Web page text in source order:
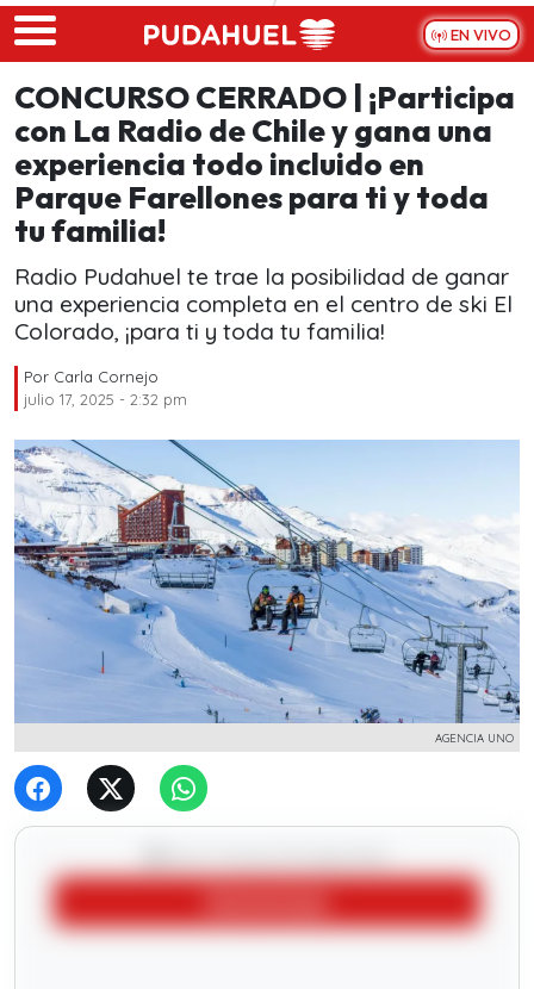
Skip to main content
EN VIVO
CONCURSO CERRADO | ¡Participa
con La Radio de Chile y gana una
experiencia todo incluido en
Parque Farellones para ti y toda
tu familia!
Radio Pudahuel te trae la posibilidad de ganar
una experiencia completa en el centro de ski El
Colorado, ¡para ti y toda tu familia!
Por Carla Cornejo
julio 17, 2025 - 2:32 pm
AGENCIA UNO